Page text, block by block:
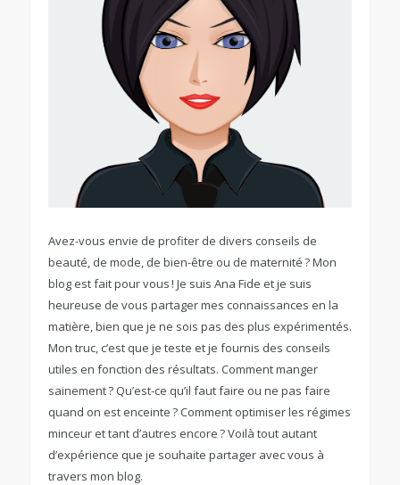
Avez-vous envie de profiter de divers conseils de
beauté, de mode, de bien-être ou de maternité ? Mon
blog est fait pour vous ! Je suis Ana Fide et je suis
heureuse de vous partager mes connaissances en la
matière, bien que je ne sois pas des plus expérimentés.
Mon truc, c’est que je teste et je fournis des conseils
utiles en fonction des résultats. Comment manger
sainement ? Qu’est-ce qu’il faut faire ou ne pas faire
quand on est enceinte ? Comment optimiser les régimes
minceur et tant d’autres encore ? Voilà tout autant
d’expérience que je souhaite partager avec vous à
travers mon blog.